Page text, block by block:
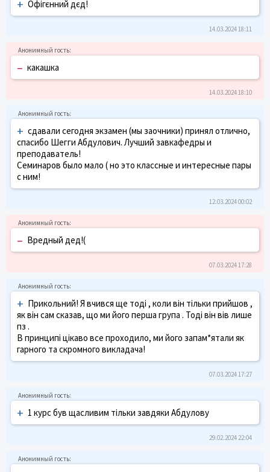
+ Офігєнний дєд!
14.03.2024 18:11
– какашка
14.03.2024 18:10
+ сдавали сегодня экзамен (мы заочники) принял отлично,
спасибо Шегги Абдулович. Лучший завкафедры и
преподаватель!
Семинаров было мало ( но это классные и интересные пары
с ним!
12.03.2024 00:02
– Вредный дед!(
07.03.2024 17:28
+ Прикольний! Я вчився ще тоді , коли він тільки прийшов ,
як він сам сказав, що ми його перша група . Тоді він вів лише
пз .
В принципі цікаво все проходило, ми його запам*ятали як
гарного та скромного викладача!
07.03.2024 17:27
+ 1 курс був щасливим тільки завдяки Абдулову
29.02.2024 22:04